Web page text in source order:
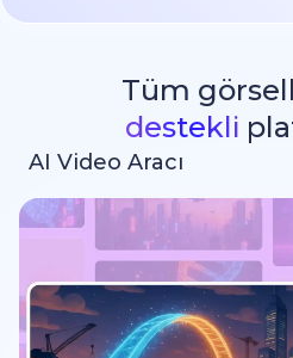
Tüm
destekli
AI Video Aracı